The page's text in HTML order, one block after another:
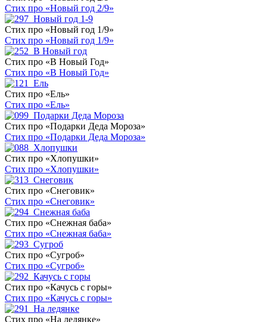
Стих про «Новый год 2/9»
Стих про «Новый год 1/9»
Стих про «Новый год 1/9»
Стих про «В Новый Год»
Стих про «В Новый Год»
Стих про «Ель»
Стих про «Ель»
Стих про «Подарки Деда Мороза»
Стих про «Подарки Деда Мороза»
Стих про «Хлопушки»
Стих про «Хлопушки»
Стих про «Снеговик»
Стих про «Снеговик»
Стих про «Снежная баба»
Стих про «Снежная баба»
Стих про «Сугроб»
Стих про «Сугроб»
Стих про «Качусь с горы»
Стих про «Качусь с горы»
Стих про «На ледянке»